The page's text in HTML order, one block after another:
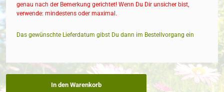
genau nach der Bemerkung gerichtet! Wenn Du Dir unsicher bist,
verwende: mindestens oder maximal.
Das gewünschte Lieferdatum gibst Du dann im Bestellvorgang ein
In den Warenkorb